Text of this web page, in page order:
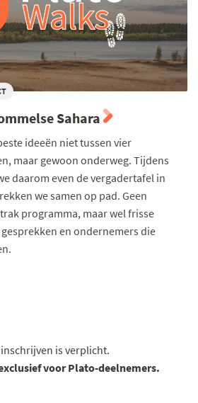
Sahara
ideeën niet tussen vier
maar gewoon onderweg. Tijdens
daarom even de vergadertafel in
we samen op pad. Geen
programma, maar wel frisse
en ondernemers die
is verplicht.
voor Plato-deelnemers.